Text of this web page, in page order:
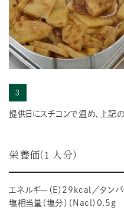
3
提供日にスチコンで温め、上記
栄養価（1 人分）
エネルギー（E）29kcal／タンパ
塩相当量（塩分）（Nacl）0.5ｇ